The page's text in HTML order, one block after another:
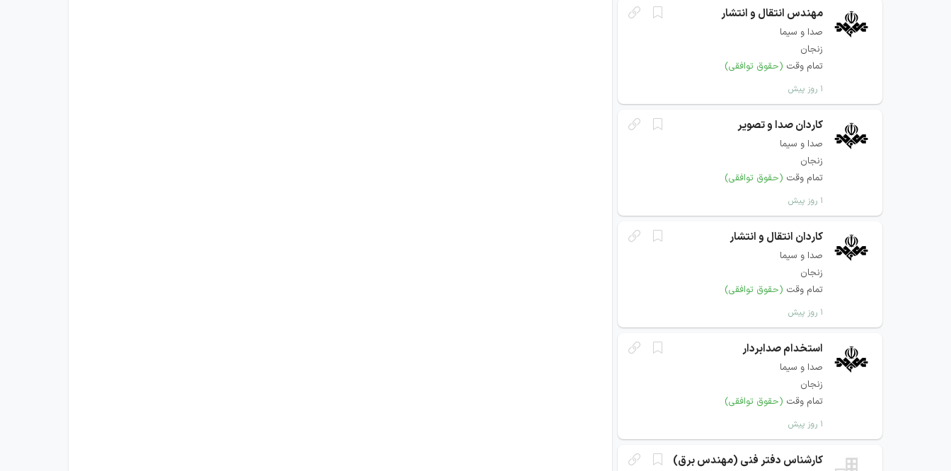
مهندس انتقال و انتشار
صدا و سیما
زنجان
تمام وقت (حقوق توافقی)
۱ روز پیش
کاردان صدا و تصویر
صدا و سیما
زنجان
تمام وقت (حقوق توافقی)
۱ روز پیش
کاردان انتقال و انتشار
صدا و سیما
زنجان
تمام وقت (حقوق توافقی)
۱ روز پیش
استخدام صدابردار
صدا و سیما
زنجان
تمام وقت (حقوق توافقی)
۱ روز پیش
کارشناس دفتر فنی (مهندس برق)